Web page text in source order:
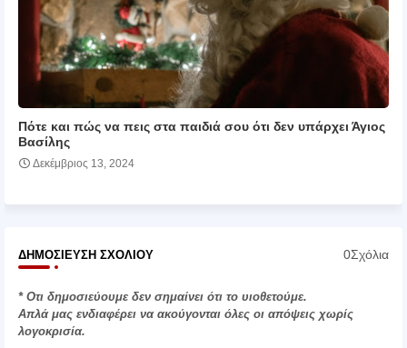
Πότε και πώς να πεις στα παιδιά σου ότι δεν υπάρχει Άγιος
Βασίλης
Δεκέμβριος 13, 2024
ΔΗΜΟΣΊΕΥΣΗ ΣΧΟΛΊΟΥ 0Σχόλια
* Οτι δημοσιεύουμε δεν σημαίνει ότι το υιοθετούμε.
Απλά μας ενδιαφέρει να ακούγονται όλες οι απόψεις χωρίς
λογοκρισία.